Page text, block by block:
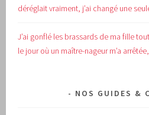
déréglait vraiment, j’ai changé une
J’ai gonflé les brassards de ma fille
le jour où un maître-nageur m’a
NOS GUIDES &